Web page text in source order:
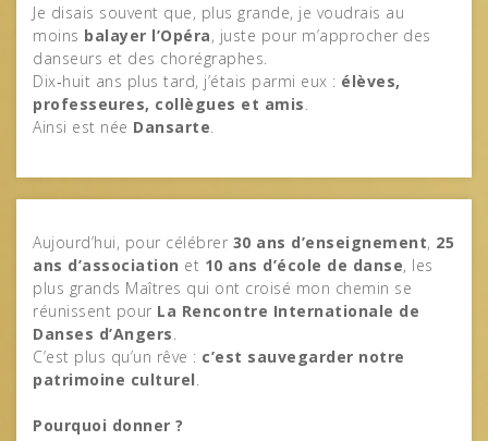
Je disais souvent que, plus grande, je voudrais au
moins balayer l’Opéra, juste pour m’approcher des
danseurs et des chorégraphes.
Dix‑huit ans plus tard, j’étais parmi eux : élèves,
professeures, collègues et amis
Ainsi est née Dansarte
Aujourd’hui, pour célébrer 30 ans d’enseignement, 25
ans d’association et 10 ans d’école de danse, les
plus grands Maîtres qui ont croisé mon chemin se
réunissent pour La Rencontre Internationale de
Danses d’Angers
C’est plus qu’un rêve : c’est sauvegarder notre
patrimoine culturel
Pourquoi donner ?